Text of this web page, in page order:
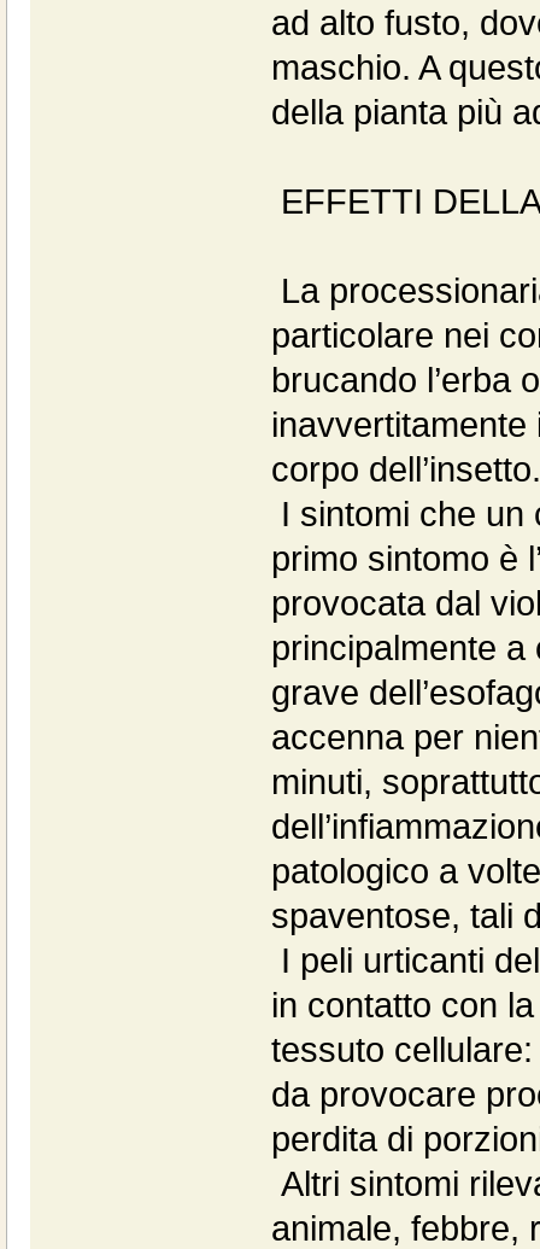
ad alto fusto,
maschio. A
della pianta più
EFFETTI
La
particolare nei
brucando l’erba
corpo dell’insetto.
I sintomi che un
primo sintomo è
provocata dal
principalmente
grave
accenna per
minuti,
patologico a
spaventose, tali
I peli urticanti
in contatto con
tessuto
da provocare
perdita di
Altri sintomi
animale, febbre,